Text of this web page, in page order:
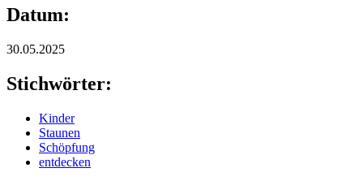
Datum:
30.05.2025
Stichwörter:
Kinder
Staunen
Schöpfung
entdecken